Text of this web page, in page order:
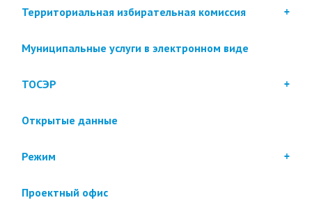
Территориальная избирательная комиссия
Муниципальные услуги в электронном виде
ТОСЭР
Открытые данные
Режим
Проектный офис